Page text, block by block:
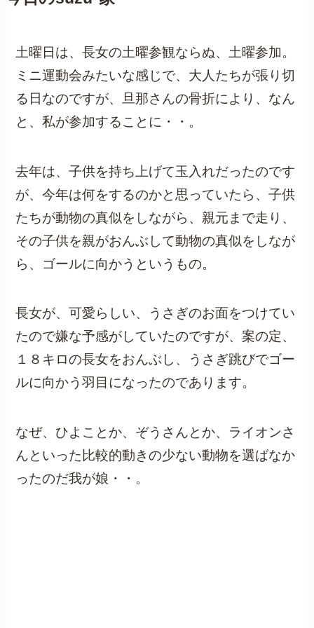
土曜日は、長女の土曜参観ならぬ、土曜参加。
ミニ運動会みたいな感じで、大人たちが張り切
る日なのですが、旦那さんの骨折により、なん
と、私が参加することに・・。
去年は、子供を持ち上げて玉入れだったのです
が、今年は何をするのかと思っていたら、子供
たちが動物の真似をしながら、親元まで走り、
その子供を親がおんぶして動物の真似をしなが
ら、ゴールに向かうというもの。
長女が、可愛らしい、うさぎのお面をつけてい
たので嫌な予感がしていたのですが、案の定、
１８キロの長女をおんぶし、うさぎ跳びでゴー
ルに向かう羽目になったのであります。
なぜ、ひよことか、ぞうさんとか、ライオンさ
んといった比較的動きの少ない動物を選ばなか
ったのだ我が娘・・。